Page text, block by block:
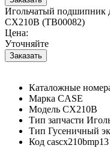
Игольчатый подшипник
CX210B (TB00082)
Цена:
Уточняйте
Каталожные
Марка CASE
Модель CX210B
Тип запчасти
Тип Гусеничный
Код cascx210bmp13